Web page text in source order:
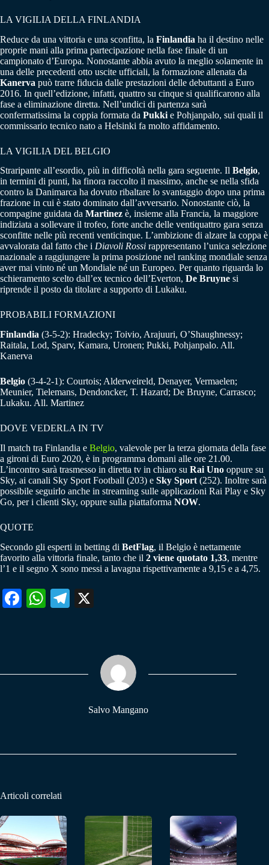
LA VIGILIA DELLA FINLANDIA
Reduce da una vittoria e una sconfitta, la Finlandia ha il destino nelle
proprie mani alla prima partecipazione nella fase finale di un
campionato d’Europa. Nonostante abbia avuto la meglio solamente in
una delle precedenti otto uscite ufficiali, la formazione allenata da
Kanerva può trarre fiducia dalle prestazioni delle debuttanti a Euro
2016. In quell’edizione, infatti, quattro su cinque si qualificarono alla
fase a eliminazione diretta. Nell’undici di partenza sarà
confermatissima la coppia formata da Pukki e Pohjanpalo, sui quali il
commissario tecnico nato a Helsinki fa molto affidamento.
LA VIGILIA DEL BELGIO
Straripante all’esordio, più in difficoltà nella gara seguente. Il Belgio,
in termini di punti, ha finora raccolto il massimo, anche se nella sfida
contro la Danimarca ha dovuto ribaltare lo svantaggio dopo una prima
frazione in cui è stato dominato dall’avversario. Nonostante ciò, la
compagine guidata da Martinez è, insieme alla Francia, la maggiore
indiziata a sollevare il trofeo, forte anche delle ventiquattro gara senza
sconfitte nelle più recenti venticinque. L’ambizione di alzare la coppa è
avvalorata dal fatto che i Diavoli Rossi rappresentano l’unica selezione
nazionale a raggiungere la prima posizione nel ranking mondiale senza
aver mai vinto né un Mondiale né un Europeo. Per quanto riguarda lo
schieramento scelto dall’ex tecnico dell’Everton, De Bruyne si
riprende il posto da titolare a supporto di Lukaku.
PROBABILI FORMAZIONI
Finlandia (3-5-2): Hradecky; Toivio, Arajuuri, O’Shaughnessy;
Raitala, Lod, Sparv, Kamara, Uronen; Pukki, Pohjanpalo. All.
Kanerva
Belgio (3-4-2-1): Courtois; Alderweireld, Denayer, Vermaelen;
Meunier, Tielemans, Dendoncker, T. Hazard; De Bruyne, Carrasco;
Lukaku. All. Martinez
DOVE VEDERLA IN TV
Il match tra Finlandia e Belgio, valevole per la terza giornata della fase
a gironi di Euro 2020, è in programma domani alle ore 21.00.
L’incontro sarà trasmesso in diretta tv in chiaro su Rai Uno oppure su
Sky, ai canali Sky Sport Football (203) e Sky Sport (252). Inoltre sarà
possibile seguirlo anche in streaming sulle applicazioni Rai Play e Sky
Go, per i clienti Sky, oppure sulla piattaforma NOW.
QUOTE
Secondo gli esperti in betting di BetFlag, il Belgio è nettamente
favorito alla vittoria finale, tanto che il 2 viene quotato 1,33, mentre
l’1 e il segno X sono messi a lavagna rispettivamente a 9,15 e a 4,75.
Fa W
pp
Te
m
Salvo Mangano
Articoli correlati